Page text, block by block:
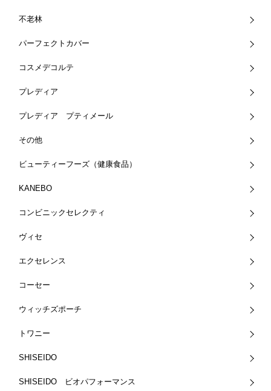
不老林
パーフェクトカバー
コスメデコルテ
プレディア
プレディア プティメール
その他
ビューティーフーズ（健康食品）
KANEBO
コンビニックセレクティ
ヴィセ
エクセレンス
コーセー
ウィッチズポーチ
トワニー
SHISEIDO
SHISEIDO ビオパフォーマンス